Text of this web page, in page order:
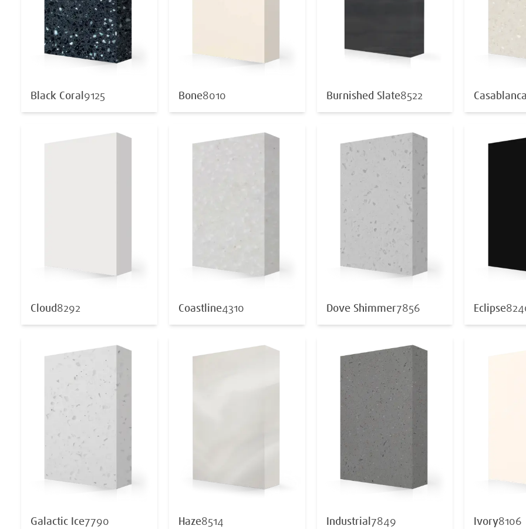
Black Coral 9125 Bone8010 Burnished Slate8522
Cloud8292 Coastline4310 Dove Shimmer7856 Eclipse
Galactic Ice7790 Haze8514 Industrial 7849 Ivory8106